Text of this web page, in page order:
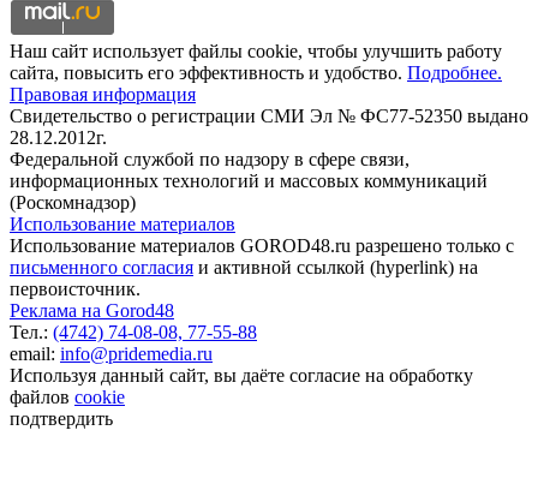
Наш сайт использует файлы cookie, чтобы улучшить работу
сайта, повысить его эффективность и удобство. Подробнее.
Правовая информация
Свидетельство о регистрации СМИ Эл № ФС77-52350 выдано
28.12.2012г.
Федеральной службой по надзору в сфере связи,
информационных технологий и массовых коммуникаций
(Роскомнадзор)
Использование материалов
Использование материалов GOROD48.ru разрешено только с
письменного согласия и активной ссылкой (hyperlink) на
первоисточник.
Реклама на Gorod48
Тел.: (4742) 74-08-08, 77-55-88
email: info@pridemedia.ru
Используя данный сайт, вы даёте согласие на обработку
файлов cookie
подтвердить